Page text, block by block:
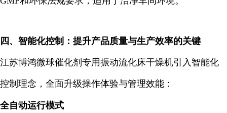
四、智能化控制：提升产品质量与生产效率的关键
江苏博鸿微球催化剂专用振动流化床干燥机引入智能化
控制理念，全面升级操作体验与管理效能：
全自动运行模式